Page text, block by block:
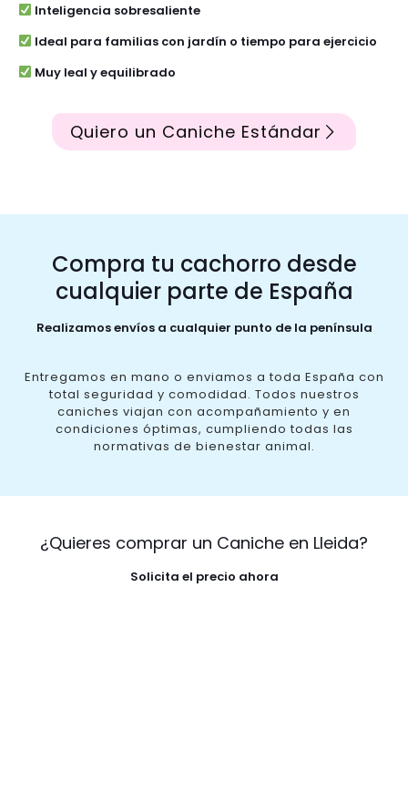
Inteligencia sobresaliente
Ideal para familias con jardín o tiempo para ejercicio
Muy leal y equilibrado
Quiero un Caniche Estándar
Compra tu cachorro desde
cualquier parte de España
Realizamos envíos a cualquier punto de la península
Entregamos en mano o enviamos a toda España con
total seguridad y comodidad. Todos nuestros
caniches viajan con acompañamiento y en
condiciones óptimas, cumpliendo todas las
normativas de bienestar animal.
¿Quieres comprar un Caniche en Lleida?
Solicita el precio ahora